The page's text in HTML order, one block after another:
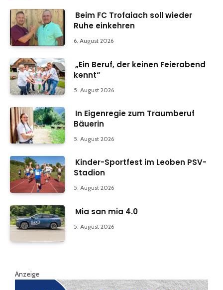
Beim FC Trofaiach soll wieder
Ruhe einkehren
6. August 2026
„Ein Beruf, der keinen Feierabend
kennt“
5. August 2026
In Eigenregie zum Traumberuf
Bäuerin
5. August 2026
Kinder-Sportfest im Leoben PSV-
Stadion
5. August 2026
Mia san mia 4.0
5. August 2026
Anzeige